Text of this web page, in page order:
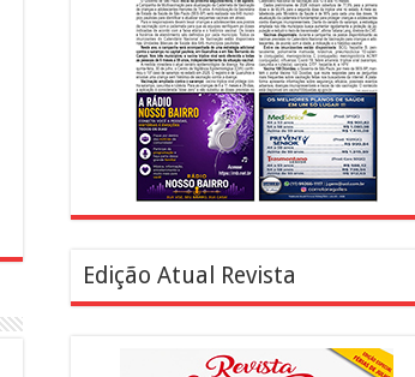
Edição Atual Revista